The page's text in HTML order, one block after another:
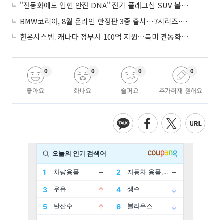
"전동화에도 입힌 안전 DNA" 전기 플래그십 SUV 볼보 'EX90'
BMW코리아, 8월 온라인 한정판 3종 출시…7시리즈·X7·M340i 투어링
한온시스템, 캐나다 정부서 100억 지원…북미 전동화 시장 가속
좋아요
0
화나요
0
슬퍼요
0
추가취재 원해요
0